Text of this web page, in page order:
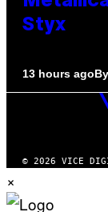
Styx
13 hours agoBy
© 2026 VICE
×